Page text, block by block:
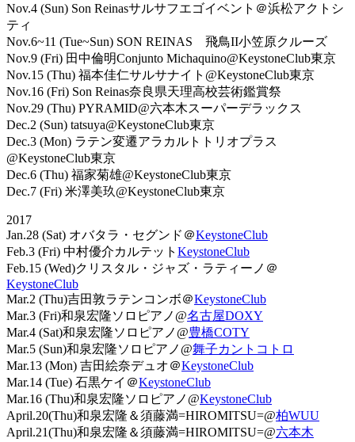
Nov.4 (Sun) Son Reinasサルサフエゴイベント＠浜松アクトシ
ティ
Nov.6~11 (Tue~Sun) SON REINAS 飛鳥II小笠原クルーズ
Nov.9 (Fri) 田中倫明Conjunto Michaquino@KeystoneClub東京
Nov.15 (Thu) 福本佳仁サルサナイト@KeystoneClub東京
Nov.16 (Fri) Son Reinas奈良県天理高校芸術鑑賞祭
Nov.29 (Thu) PYRAMID@六本木スーパーデラックス
Dec.2 (Sun) tatsuya@KeystoneClub東京
Dec.3 (Mon) ラテン変遷アラカルトトリオプラス
@KeystoneClub東京
Dec.6 (Thu) 福家菊雄@KeystoneClub東京
Dec.7 (Fri) 米澤美玖@KeystoneClub東京
2017
Jan.28 (Sat) オバタラ・セグンド＠KeystoneClub
Feb.3 (Fri) 中村優介カルテット KeystoneClub
Feb.15 (Wed)クリスタル・ジャズ・ラティーノ＠
KeystoneClub
Mar.2 (Thu)吉田敦ラテンコンボ＠KeystoneClub
Mar.3 (Fri)和泉宏隆ソロピアノ@名古屋DOXY
Mar.4 (Sat)和泉宏隆ソロピアノ@豊橋COTY
Mar.5 (Sun)和泉宏隆ソロピアノ@舞子カントコトロ
Mar.13 (Mon) 吉田絵奈デュオ＠KeystoneClub
Mar.14 (Tue) 石黒ケイ＠KeystoneClub
Mar.16 (Thu)和泉宏隆ソロピアノ@KeystoneClub
April.20(Thu)和泉宏隆＆須藤満=HIROMITSU=@柏WUU
April.21(Thu)和泉宏隆＆須藤満=HIROMITSU=@六本木